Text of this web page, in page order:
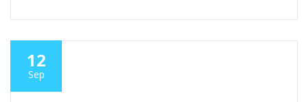
12
Sep